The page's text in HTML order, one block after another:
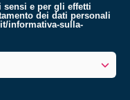
e per gli effetti
dei dati personali
informativa-sulla-